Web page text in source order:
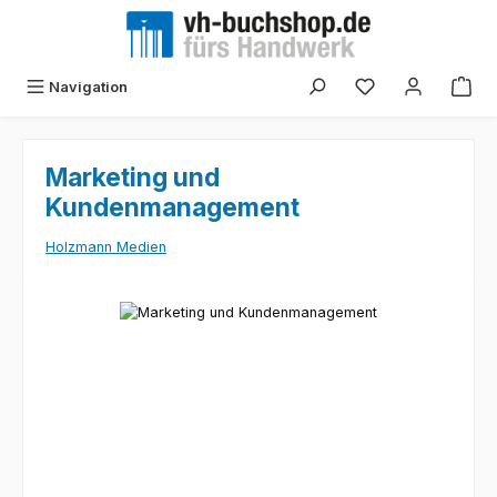
Zum Hauptinhalt springen
Navigation
Marketing und
Kundenmanagement
Holzmann Medien
Bildergalerie überspringen